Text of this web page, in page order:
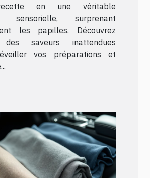
en une véritable
sensorielle, surprenant
les papilles. Découvrez
des saveurs inattendues
vos préparations et